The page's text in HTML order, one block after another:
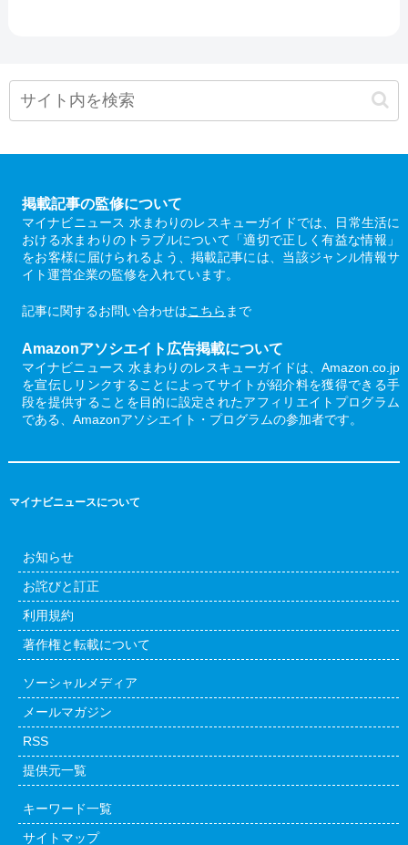
掲載記事の監修について
マイナビニュース 水まわりのレスキューガイドでは、日常生活に
おける水まわりのトラブルについて「適切で正しく有益な情報」
をお客様に届けられるよう、掲載記事には、当該ジャンル情報サ
イト運営企業の監修を入れています。
記事に関するお問い合わせはこちら まで
Amazonアソシエイト広告掲載について
マイナビニュース 水まわりのレスキューガイドは、Amazon.co.jp
を宣伝しリンクすることによってサイトが紹介料を獲得できる手
段を提供することを目的に設定されたアフィリエイトプログラム
である、Amazonアソシエイト・プログラムの参加者です。
マイナビニュースについて
お知らせ
お詫びと訂正
利用規約
著作権と転載について
ソーシャルメディア
メールマガジン
RSS
提供元一覧
キーワード一覧
サイトマップ